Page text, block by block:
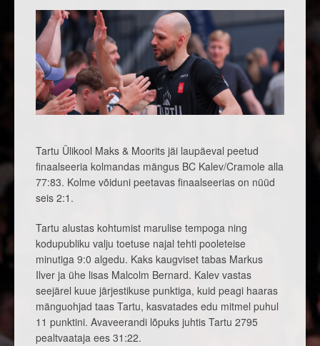
Tartu Ülikool Maks & Moorits jäi laupäeval peetud
finaalseeria kolmandas mängus BC Kalev/Cramole alla
77:83. Kolme võiduni peetavas finaalseerias on nüüd
seis 2:1.
Tartu alustas kohtumist marulise tempoga ning
kodupubliku valju toetuse najal tehti pooleteise
minutiga 9:0 algedu. Kaks kaugviset tabas Markus
Ilver ja ühe lisas Malcolm Bernard. Kalev vastas
seejärel kuue järjestikuse punktiga, kuid peagi haaras
mänguohjad taas Tartu, kasvatades edu mitmel puhul
11 punktini. Avaveerandi lõpuks juhtis Tartu 2795
pealtvaataja ees 31:22.